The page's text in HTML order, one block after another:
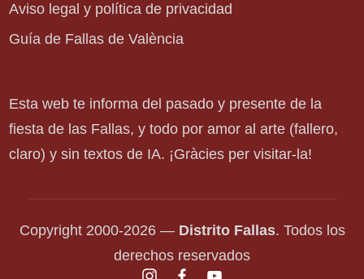
Aviso legal y política de privacidad
Guía de Fallas de València
Esta web te informa del pasado y presente de la
fiesta de las Fallas, y todo por amor al arte (fallero,
claro) y sin textos de IA. ¡Gràcies per visitar-la!
Copyright 2000-2026 — Distrito Fallas. Todos los
derechos reservados